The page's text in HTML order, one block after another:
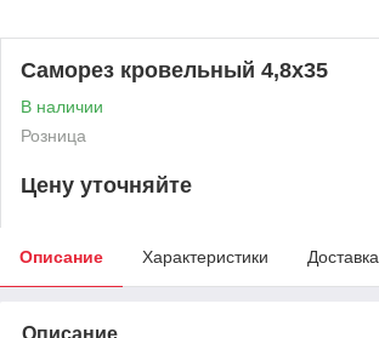
Саморез кровельный 4,8х35
В наличии
Розница
Цену уточняйте
Описание Характеристики Доставка
Описание